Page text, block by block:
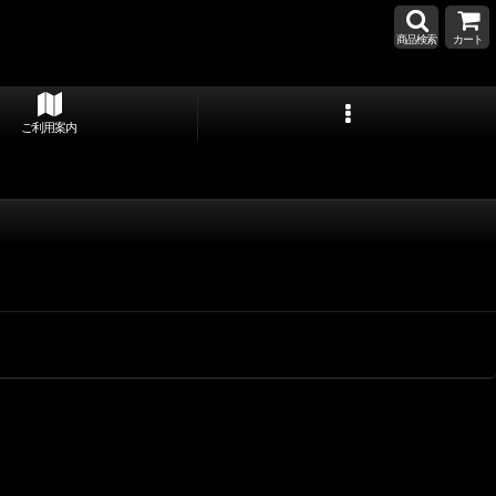
商品検索 カート
ご利用案内